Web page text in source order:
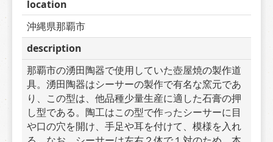
location
沖縄県那覇市
description
那覇市の湧田陶器で使用していた壺屋焼の製作道
具。湧田陶器はシーサーの製作で有名な窯元であ
り、この型は、他品種少量生産に適した石膏の押
し型である。陶工はこの型で作ったシーサーに目
や口の穴を開け、手足や耳を付けて、模様を入れ